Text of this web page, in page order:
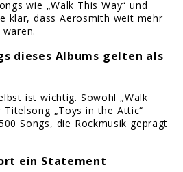
wie „Walk This Way“ und
klar, dass Aerosmith weit mehr
dieses Albums gelten als
ist wichtig. Sowohl „Walk
Titelsong „Toys in the Attic“
Songs, die Rockmusik geprägt
ein Statement